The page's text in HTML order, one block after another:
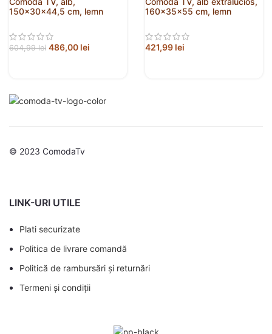
150x30x44,5 cm, lemn
604,99lei 486,00 lei
160x35x55 cm, lemn
421,99 lei
© 2023 ComodaTv
LINK-URI UTILE
Plati securizate
Politica de livrare comandă
Politică de rambursări și returnări
Termeni și condiții